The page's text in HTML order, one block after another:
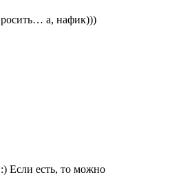
а, нафик)))
Если есть, то можно